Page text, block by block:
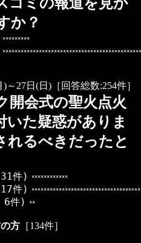
か？
*********
27日(日)［回答総数:254件］
開会式の聖火点火
いた疑惑がありま
れるべきだったと
件) ************
件)
件) **
方 ［134件］